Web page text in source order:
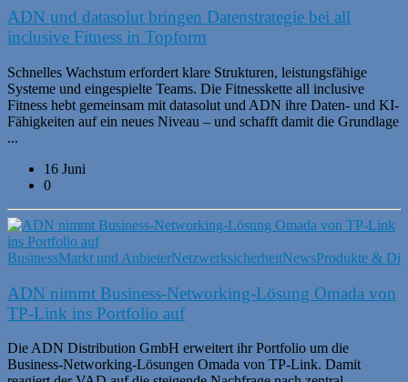
ADN und datasolut bringen Datenstrategie bei all
inclusive Fitness in Topform
Schnelles Wachstum erfordert klare Strukturen, leistungsfähige
Systeme und eingespielte Teams. Die Fitnesskette all inclusive
Fitness hebt gemeinsam mit datasolut und ADN ihre Daten- und KI-
Fähigkeiten auf ein neues Niveau – und schafft damit die Grundlage
...
16 Juni
0
BusinessMarkt und AnbieterNetzwerksicherheitNewsProdukte &
ADN nimmt Business‑Networking‑Lösung Omada von
TP-Link ins Portfolio auf
Die ADN Distribution GmbH erweitert ihr Portfolio um die
Business‑Networking‑Lösungen Omada von TP‑Link. Damit